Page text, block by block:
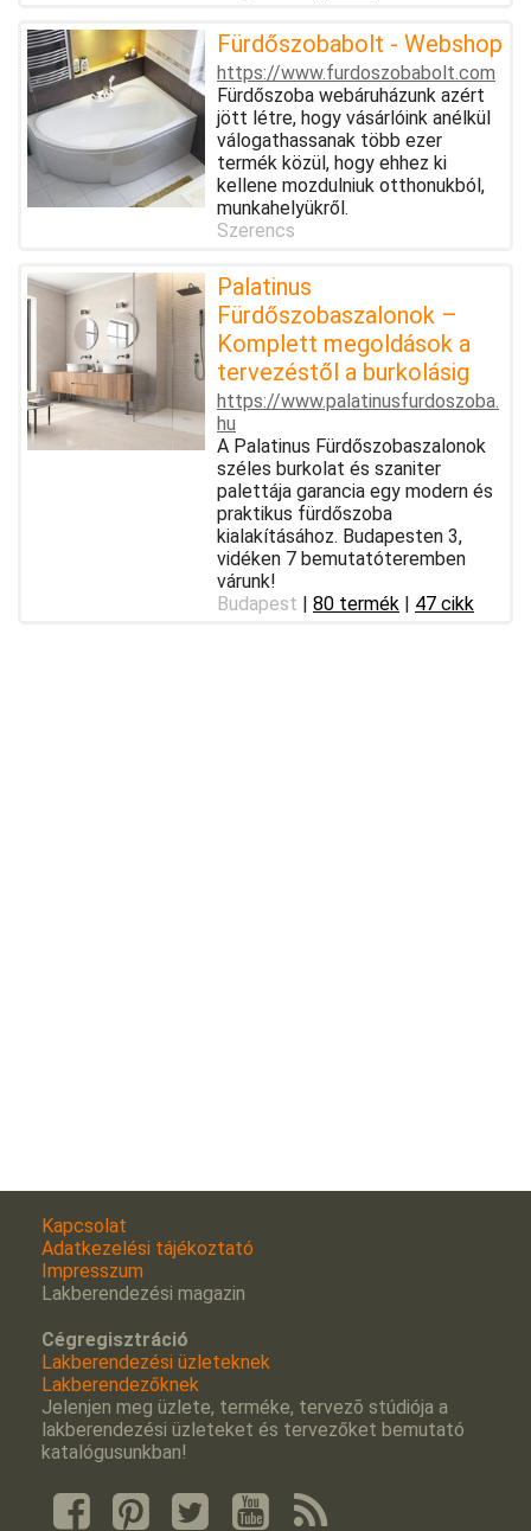
Fürdőszobabolt - Webshop
https://www.furdoszobabolt.com
Fürdőszoba webáruházunk azért
jött létre, hogy vásárlóink anélkül
válogathassanak több ezer
termék közül, hogy ehhez ki
kellene mozdulniuk otthonukból,
munkahelyükről.
Szerencs
Palatinus
Fürdőszobaszalonok –
Komplett megoldások a
tervezéstől a burkolásig
https://www.palatinusfurdoszoba.
hu
A Palatinus Fürdőszobaszalonok
széles burkolat és szaniter
palettája garancia egy modern és
praktikus fürdőszoba
kialakításához. Budapesten 3,
vidéken 7 bemutatóteremben
várunk!
Budapest | 80 termék | 47 cikk
Kapcsolat
Adatkezelési tájékoztató
Impresszum
Lakberendezési magazin
Cégregisztráció
Lakberendezési üzleteknek
Lakberendezőknek
Jelenjen meg üzlete, terméke, tervezõ stúdiója a
lakberendezési üzleteket és tervezőket bemutató
katalógusunkban!